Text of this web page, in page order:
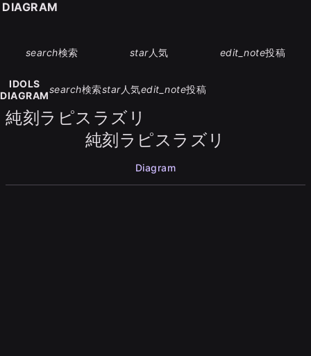
search検索 star人気 edit_note投稿
IDOLS
DIAGRAM
search検索star人気edit_note投稿
純刻ラピスラズリ
純刻ラピスラズリ
Diagram